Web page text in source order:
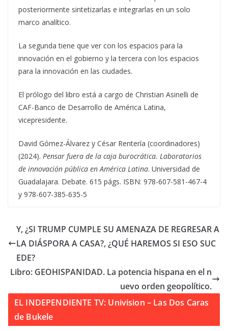
posteriormente sintetizarlas e integrarlas en un solo
marco analítico.
La segunda tiene que ver con los espacios para la
innovación en el gobierno y la tercera con los espacios
para la innovación en las ciudades.
El prólogo del libro está a cargo de Christian Asinelli de
CAF-Banco de Desarrollo de América Latina,
vicepresidente.
David Gómez-Álvarez y César Rentería (coordinadores)
(2024). Pensar fuera de la caja burocrática. Laboratorios
de innovación pública en América Latina. Universidad de
Guadalajara. Debate. 615 págs. ISBN: 978-607-581-467-4
y 978-607-385-635-5
Y, ¿SI TRUMP CUMPLE SU AMENAZA DE REGRESAR A
LA DIÁSPORA A CASA?, ¿QUÉ HAREMOS SI ESO SUC
EDE?
Libro: GEOHISPANIDAD. La potencia hispana en el n
uevo orden geopolítico.
EL INDEPENDIENTE TV: Univision – Las Dos Caras
de Bukele